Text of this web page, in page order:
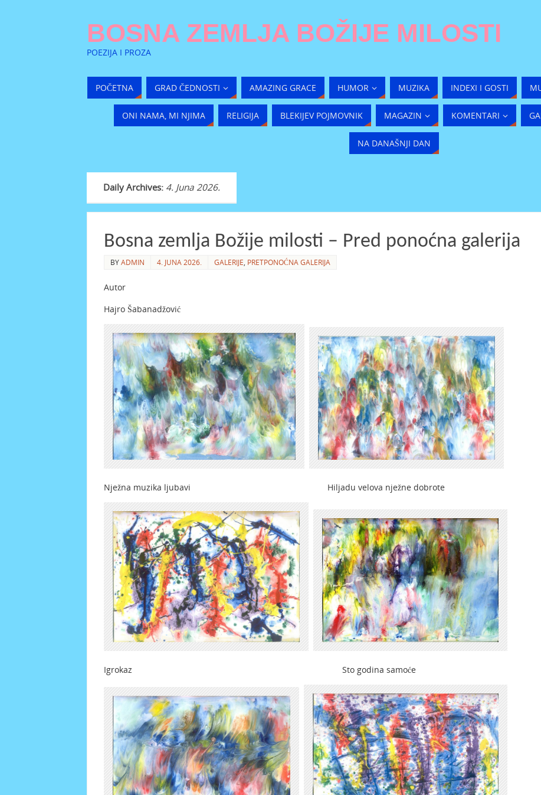
BOSNA ZEMLJA BOŽIJE MILOSTI
POEZIJA I PROZA
POČETNA GRAD ČEDNOSTI AMAZING GRACE HUMOR MUZIKA INDEXI I GOSTI
ONI NAMA, MI NJIMA RELIGIJA BLEKIJEV POJMOVNIK MAGAZIN KOMENTARI
NA DANAŠNJI DAN
Daily Archives: 4. Juna 2026.
Bosna zemlja Božije milosti – Pred ponoćna galerija
BYADMIN 4. JUNA 2026. GALERIJE PRETPONOĆNA GALERIJA
Autor
Hajro Šabanadžović
Nježna muzika ljubavi Hiljadu velova nježne dobrote
Igrokaz Sto godina samoće